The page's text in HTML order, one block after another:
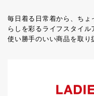
毎日着る日常着から、ちょ
らしを彩るライフスタイル
使い勝手のいい商品を取り